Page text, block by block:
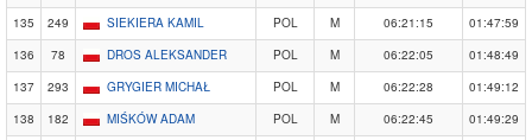
135
249 SIEKIERA KAMIL POL M 06:21:15
01:47:59
136
78 DROS ALEKSANDER POL M 06:22:05
01:48:49
137
293 GRYGIER MICHAŁ POL M 06:22:28
01:49:12
138
182 MIŚKÓW ADAM POL M 06:22:45
01:49:29